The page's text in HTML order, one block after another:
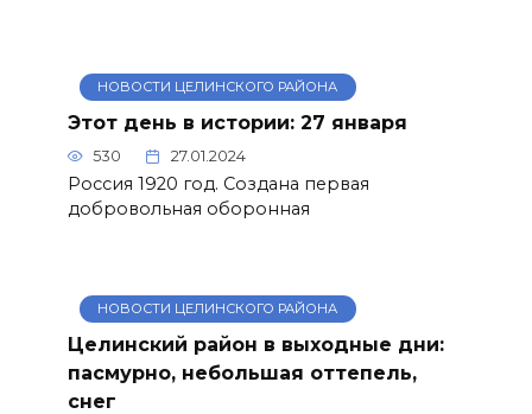
НОВОСТИ ЦЕЛИНСКОГО РАЙОНА
Этот день в истории: 27 января
530 27.01.2024
Россия 1920 год. Создана первая
добровольная оборонная
НОВОСТИ ЦЕЛИНСКОГО РАЙОНА
Целинский район в выходные дни:
пасмурно, небольшая оттепель,
снег